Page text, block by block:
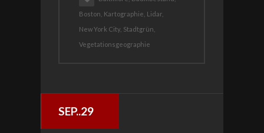
Boston, Kartographie, Lidar,
New York City, Stadtgrün,
Vegetationsgeographie
SEP..29